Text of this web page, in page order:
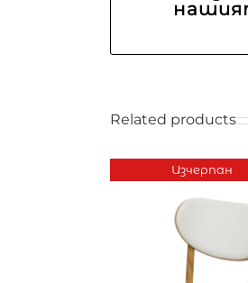
Related products
Изчерпан